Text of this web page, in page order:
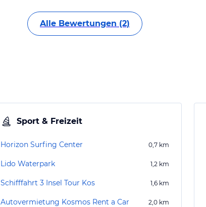
Alle Bewertungen (2)
Sport & Freizeit
Horizon Surfing Center 0,7 km
Lido Waterpark 1,2 km
Schifffahrt 3 Insel Tour Kos 1,6 km
Autovermietung Kosmos Rent a Car 2,0 km